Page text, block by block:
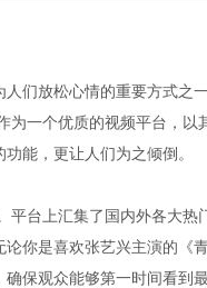
们放松心情的重要方式之
为一个优质的视频平台，
能，更让人们为之倾倒。
平台上汇集了国内外各大
你是喜欢张艺兴主演的
保观众能够第一时间看到